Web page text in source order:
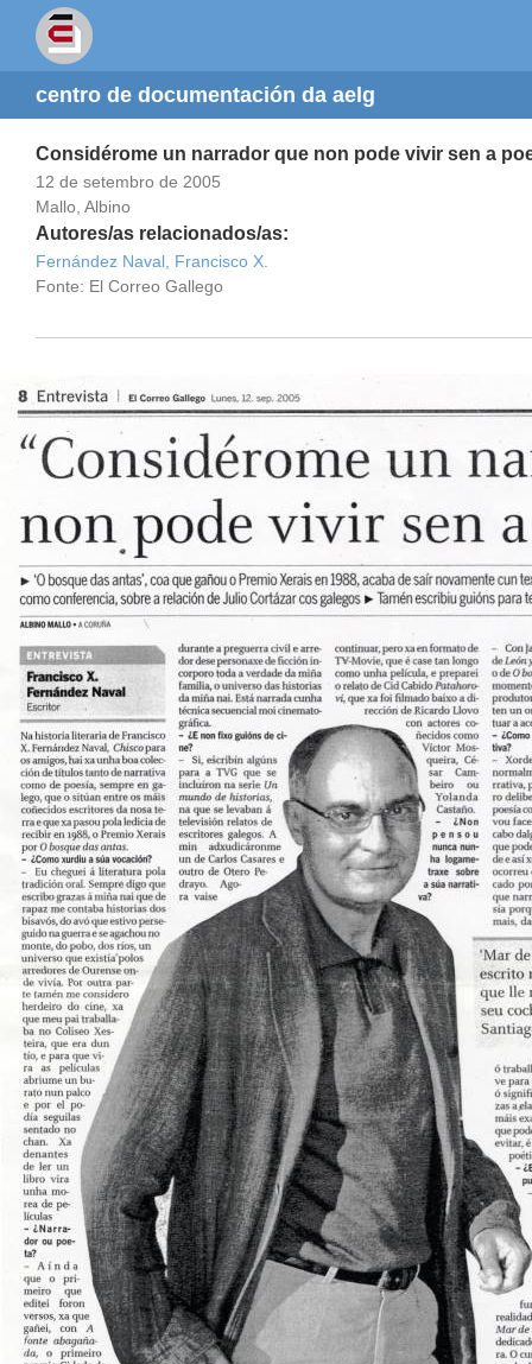
centro de documentación da aelg
Considérome un narrador que non pode vivir sen a
12 de setembro de 2005
Mallo, Albino
Autores/as relacionados/as:
Fernández Naval, Francisco X.
Fonte: El Correo Gallego